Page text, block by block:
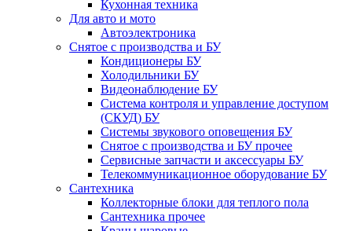
Кухонная техника
Для авто и мото
Автоэлектроника
Снятое с производства и БУ
Кондиционеры БУ
Холодильники БУ
Видеонаблюдение БУ
Система контроля и управление доступом
(СКУД) БУ
Системы звукового оповещения БУ
Снятое с производства и БУ прочее
Сервисные запчасти и аксессуары БУ
Телекоммуникационное оборудование БУ
Сантехника
Коллекторные блоки для теплого пола
Сантехника прочее